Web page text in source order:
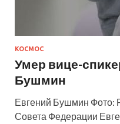
КОСМОС
Умер вице-
Бушмин
Евгений Бушмин Фото:
Совета Федерации